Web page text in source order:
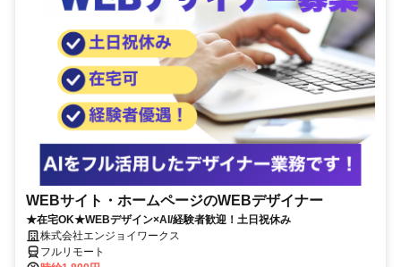
WEBサイト・ホームページのWEBデザイナー
★在宅OK★WEBデザイン×AI/経験者歓迎！土日祝休み
株式会社エンジョイワークス
フルリモート